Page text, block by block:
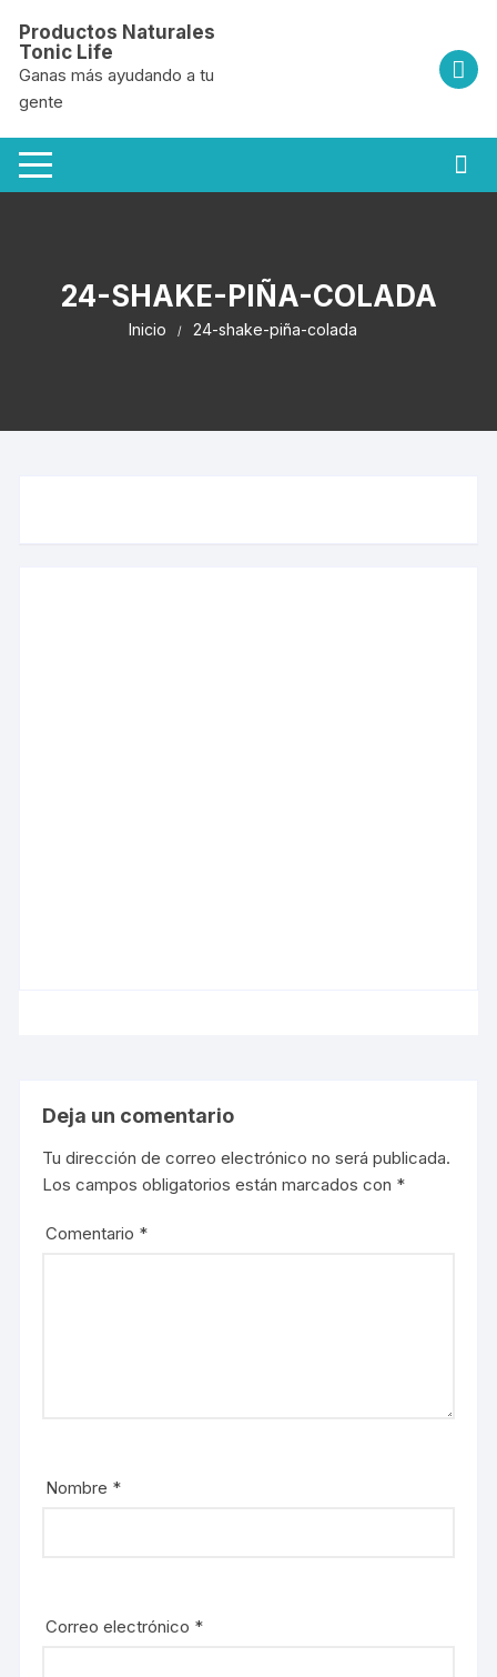
contenido
Productos Naturales
Tonic Life
Ganas más ayudando a tu
gente
24-SHAKE-PIÑA-COLADA
Inicio 24-shake-piña-colada
Deja un comentario
Tu dirección de correo electrónico no será publicada.
Los campos obligatorios están marcados con *
Comentario *
Nombre *
Correo electrónico *